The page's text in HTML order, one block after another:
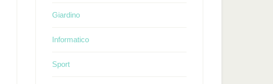
Giardino
Informatico
Sport